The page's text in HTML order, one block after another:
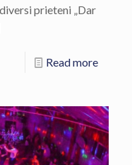
prieteni „Dar
Read more